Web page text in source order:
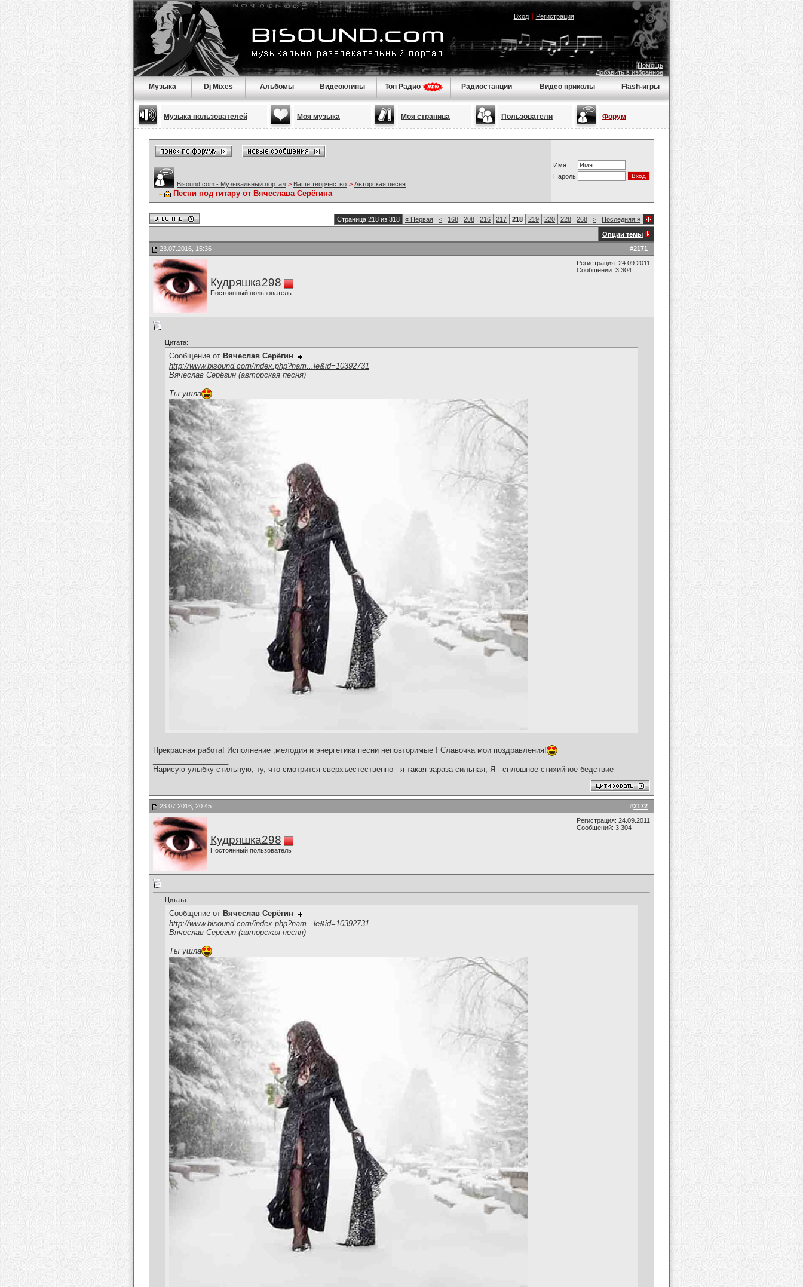
Вход| Регистрация
Помощь
Добавить в избранное
Музыка Dj Mixes Альбомы Видеоклипы Топ Радио Радиостанции Видео приколы Flash-игры
Музыка пользователей Моя музыка Моя страница Пользователи Форум
Имя
Пароль
Bisound.com - Музыкальный портал > Ваше творчество > Авторская песня
Песни под гитару от Вячеслава Серёгина
Страница 218 из 318 « Первая < 168 208 216 217 218 219 220 228 268 > Последняя »
Опции темы
#2171
23.07.2016, 15:36
Кудряшка298
Постоянный пользователь
Регистрация: 24.09.2011
Сообщений: 3,304
Цитата:
Сообщение от Вячеслав Серёгин
http://www.bisound.com/index.php?nam...le&id=10392731
Вячеслав Серёгин (авторская песня)
Ты ушла
Прекрасная работа! Исполнение ,мелодия и энергетика песни неповторимые ! Славочка мои поздравления!
Нарисую улыбку стильную, ту, что смотрится сверхъестественно - я такая зараза сильная, Я - сплошное стихийное бедствие
#2172
23.07.2016, 20:45
Кудряшка298
Постоянный пользователь
Регистрация: 24.09.2011
Сообщений: 3,304
Цитата:
Сообщение от Вячеслав Серёгин
http://www.bisound.com/index.php?nam...le&id=10392731
Вячеслав Серёгин (авторская песня)
Ты ушла